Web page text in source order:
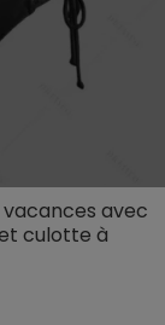
avec
culotte à